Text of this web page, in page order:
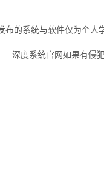
布的系统与软件仅为个人
深度系统官网如果有侵